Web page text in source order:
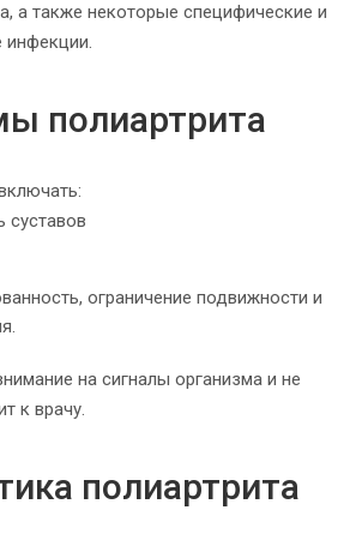
а также некоторые специфические и
инфекции.
полиартрита
суставов
ограничение подвижности и
на сигналы организма и не
к врачу.
полиартрита